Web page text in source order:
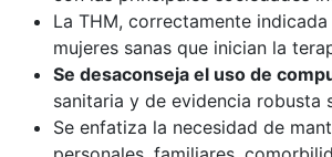
La THM, correctamente
mujeres sanas que inician la
Se desaconseja el uso de
sanitaria y de evidencia robusta
Se enfatiza la necesidad de